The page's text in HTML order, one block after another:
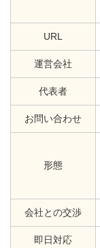
URL
運営会社
代表者
お問い合わせ
形態
会社との交渉
即日対応